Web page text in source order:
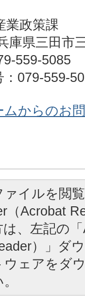
業政策課
庫県三田市
559-5085
079-559-
ムからのお
ァイルを閲
（Acrobat
、左記の
）」ダ
ウェアをダ